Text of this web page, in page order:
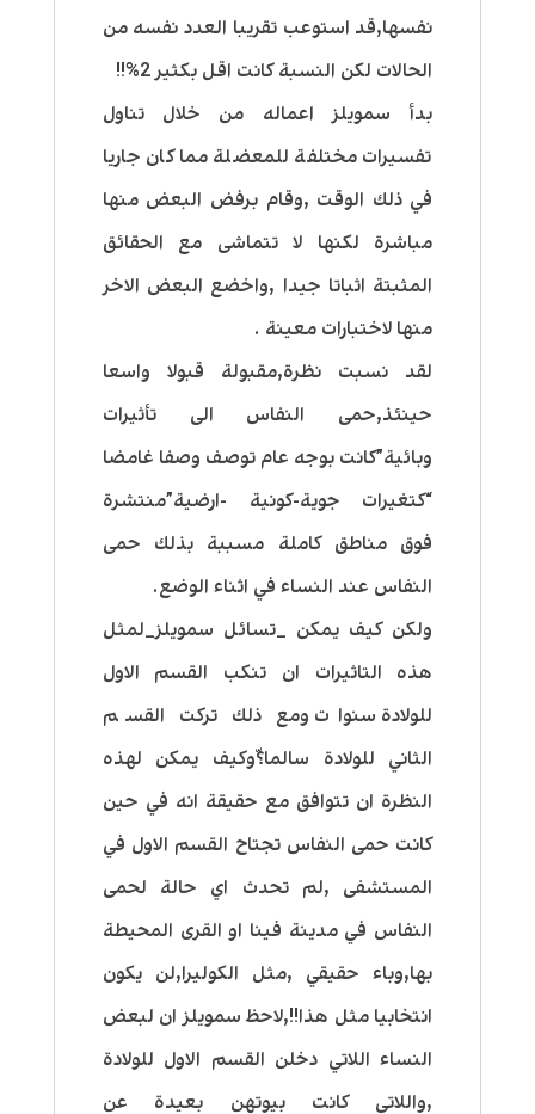
نفسها,قد استوعب تقريبا العدد نفسه من
الحالات لكن النسبة كانت اقل بكثير 2%!!
بدأ سمويلز اعماله من خلال تناول
تفسيرات مختلفة للمعضلة مما كان جاريا
في ذلك الوقت ,وقام برفض البعض منها
مباشرة لكنها لا تتماشى مع الحقائق
المثبتة اثباتا جيدا ,واخضع البعض الاخر
منها لاختبارات معينة .
لقد نسبت نظرة,مقبولة قبولا واسعا
حينئذ,حمى النفاس الى تأثيرات
وبائية”كانت بوجه عام توصف وصفا غامضا
“كتغيرات جوية-كونية -ارضية”منتشرة
فوق مناطق كاملة مسببة بذلك حمى
النفاس عند النساء في اثناء الوضع.
ولكن كيف يمكن _تسائل سمويلز_لمثل
هذه التاثيرات ان تنكب القسم الاول
للولادة سنوات ومع ذلك تركت القسم
الثاني للولادة سالما؟ّوكيف يمكن لهذه
النظرة ان تتوافق مع حقيقة انه في حين
كانت حمى النفاس تجتاح القسم الاول في
المستشفى ,لم تحدث اي حالة لحمى
النفاس في مدينة فينا او القرى المحيطة
بها,وباء حقيقي ,مثل الكوليرا,لن يكون
انتخابيا مثل هذا!!,لاحظ سمويلز ان لبعض
النساء اللاتي دخلن القسم الاول للولادة
,واللاتي كانت بيوتهن بعيدة عن